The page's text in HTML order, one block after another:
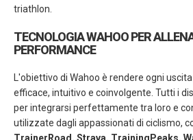
triathlon.
TECNOLOGIA WAHOO PER
PERFORMANCE
L'obiettivo di Wahoo è rendere ogni
efficace, intuitivo e coinvolgente. Tutti i
per integrarsi perfettamente tra loro e
utilizzate dagli appassionati di ciclismo,